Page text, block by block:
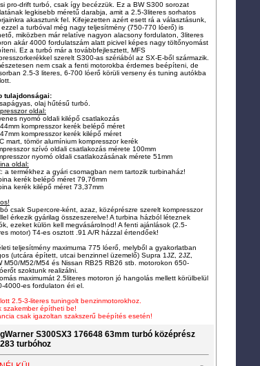
pro-drift turbó, csak így becézzük. Ez a BW S300 sorozat
legkisebb méretű darabja, amit a 2.5-3literes sorhatos
akasztunk fel. Kifejezetten azért esett rá a választásunk,
ezzel a turbóval még nagy teljesítmény (750-770 lóerő) is
miközben már relatíve nagyon alacsony fordulaton, 3literes
akár 4000 fordulatszám alatt picivel képes nagy töltőnyomást
Ez a turbó már a továbbfejlesztett, MFS
szerelt S300-as szériából az SX-E-ből származik.
nem csak a fenti motorokba érdemes beépíteni, de
2.5-3 literes, 6-700 lóerő körüli verseny és tuning autókba
tulajdonságai:
olaj hűtésű turbó.
oldal:
nyomó oldali kilépő csatlakozás
kompresszor kerék belépő méret
kompresszor kerék kilépő méret
mart, tömör alumínium kompresszor kerék
szívó oldali csatlakozás mérete 100mm
nyomó oldali csatlakozásának mérete 51mm
oldal:
a termékhez a gyári csomagban nem tartozik turbinaház!
kerék belépő méret 79,76mm
kerék kilépő méret 73,37mm
csak Supercore-ként, azaz, középrészre szerelt kompresszor
érkezik gyárilag összeszerelve! A turbina házból léteznek
ezeket külön kell megvásárolnod! A fenti ajánlások (2.5-
motor) T4-es osztott .91 A/R házzal értendőek!
teljesítmény maximuma 775 lóerő, melyből a gyakorlatban
(utcára épített, utcai benzinnel üzemelő) Supra 1JZ, 2JZ,
M50/M52/M54 és Nissan RB25 RB26 stb. motorokon 650-
szoktunk realizálni.
maximumát 2.5literes motoron jó hangolás mellett körülbelül
4000-es fordulaton éri el.
2.5-3-literes tuningolt benzinmotorokhoz.
szakember építheti be!
csak igazoltan szakszerű beépítés esetén!
S300SX3 176648 63mm turbó középrész
turbóhoz